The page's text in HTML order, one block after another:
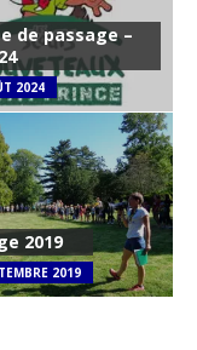
de passage –
2024
2019
2019